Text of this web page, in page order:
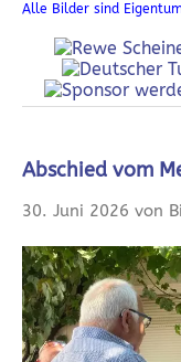
Alle Bilder sind
Abschied vom
30. Juni 2026 von